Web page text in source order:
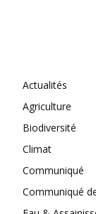
Actualités
Agriculture
Biodiversité
Climat
Communiqué
Communiqué